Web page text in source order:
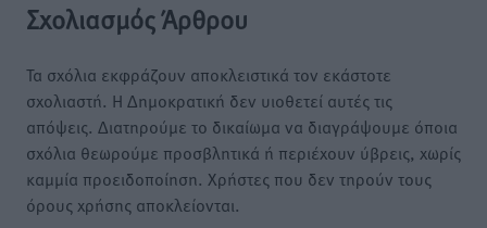
Σχολιασμός Άρθρου
Τα σχόλια εκφράζουν αποκλειστικά τον εκάστοτε
σχολιαστή. Η Δημοκρατική δεν υιοθετεί αυτές τις
απόψεις. Διατηρούμε το δικαίωμα να διαγράψουμε όποια
σχόλια θεωρούμε προσβλητικά ή περιέχουν ύβρεις, χωρίς
καμμία προειδοποίηση. Χρήστες που δεν τηρούν τους
όρους χρήσης αποκλείονται.